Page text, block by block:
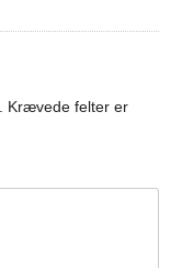
Krævede felter er